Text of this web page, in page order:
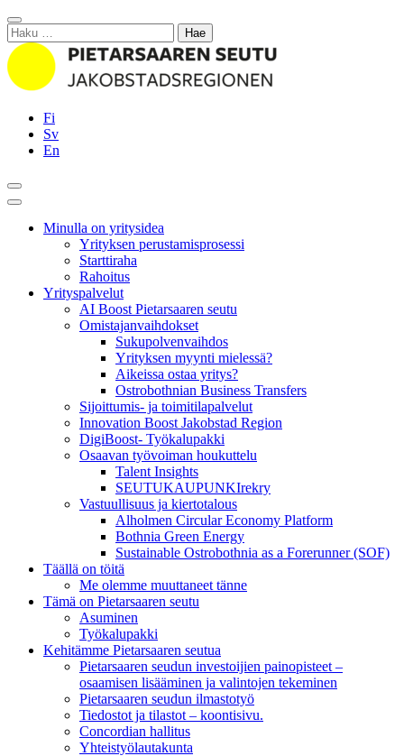
Siirry
sisältöön
Sulje
Haku:
Fi
Sv
En
Hae
Päävalikko
Minulla on yritysidea
Yrityksen perustamisprosessi
Starttiraha
Rahoitus
Yrityspalvelut
AI Boost Pietarsaaren seutu
Omistajanvaihdokset
Sukupolvenvaihdos
Yrityksen myynti mielessä?
Aikeissa ostaa yritys?
Ostrobothnian Business Transfers
Sijoittumis- ja toimitilapalvelut
Innovation Boost Jakobstad Region
DigiBoost- Työkalupakki
Osaavan työvoiman houkuttelu
Talent Insights
SEUTUKAUPUNKIrekry
Vastuullisuus ja kiertotalous
Alholmen Circular Economy Platform
Bothnia Green Energy
Sustainable Ostrobothnia as a Forerunner (SOF)
Täällä on töitä
Me olemme muuttaneet tänne
Tämä on Pietarsaaren seutu
Asuminen
Työkalupakki
Kehitämme Pietarsaaren seutua
Pietarsaaren seudun investoijien painopisteet –
osaamisen lisääminen ja valintojen tekeminen
Pietarsaaren seudun ilmastotyö
Tiedostot ja tilastot – koontisivu.
Concordian hallitus
Yhteistyölautakunta